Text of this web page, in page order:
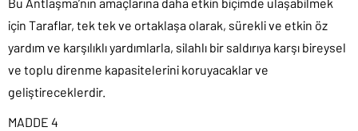
için Taraflar, tek tek ve ortaklaşa olarak, sürekli ve etkin öz
yardım ve karşılıklı yardımlarla, silahlı bir saldırıya karşı bireysel
ve toplu direnme kapasitelerini koruyacaklar ve
geliştireceklerdir.
MADDE 4